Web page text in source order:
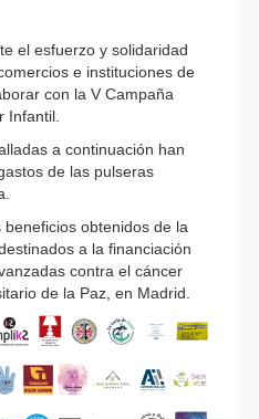
el esfuerzo y solidaridad
e instituciones de
con la V Campaña
Infantil.
a continuación han
de las pulseras
obtenidos de la
a la financiación
contra el cáncer
de la Paz, en Madrid.